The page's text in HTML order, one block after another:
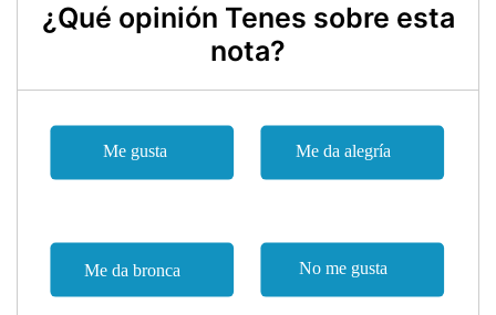
¿Qué opinión Tenes sobre esta
nota?